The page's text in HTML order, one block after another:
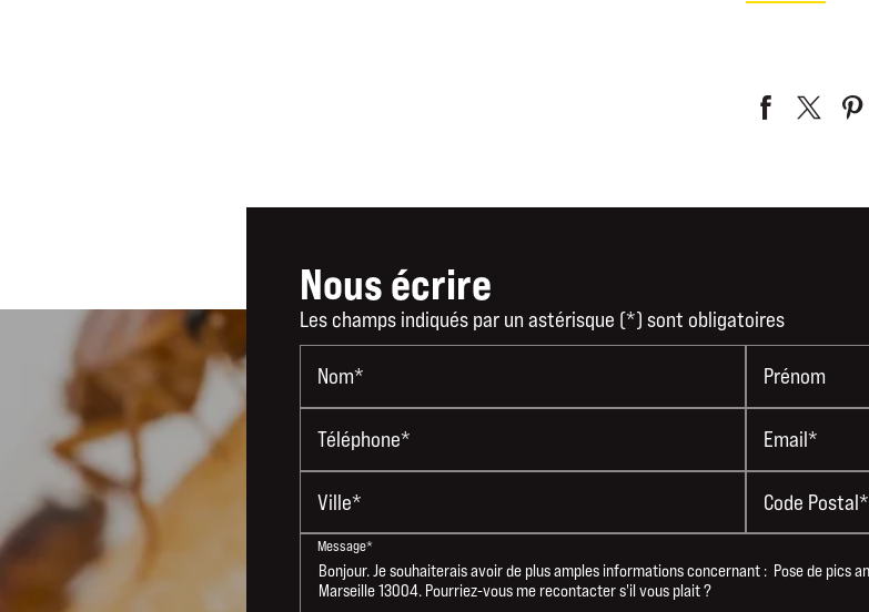
Nous écrire
Les champs indiqués par un astérisque (*) sont obligatoires
Nom* Prénom
Téléphone* Email*
Ville* Code Postal*
Message*